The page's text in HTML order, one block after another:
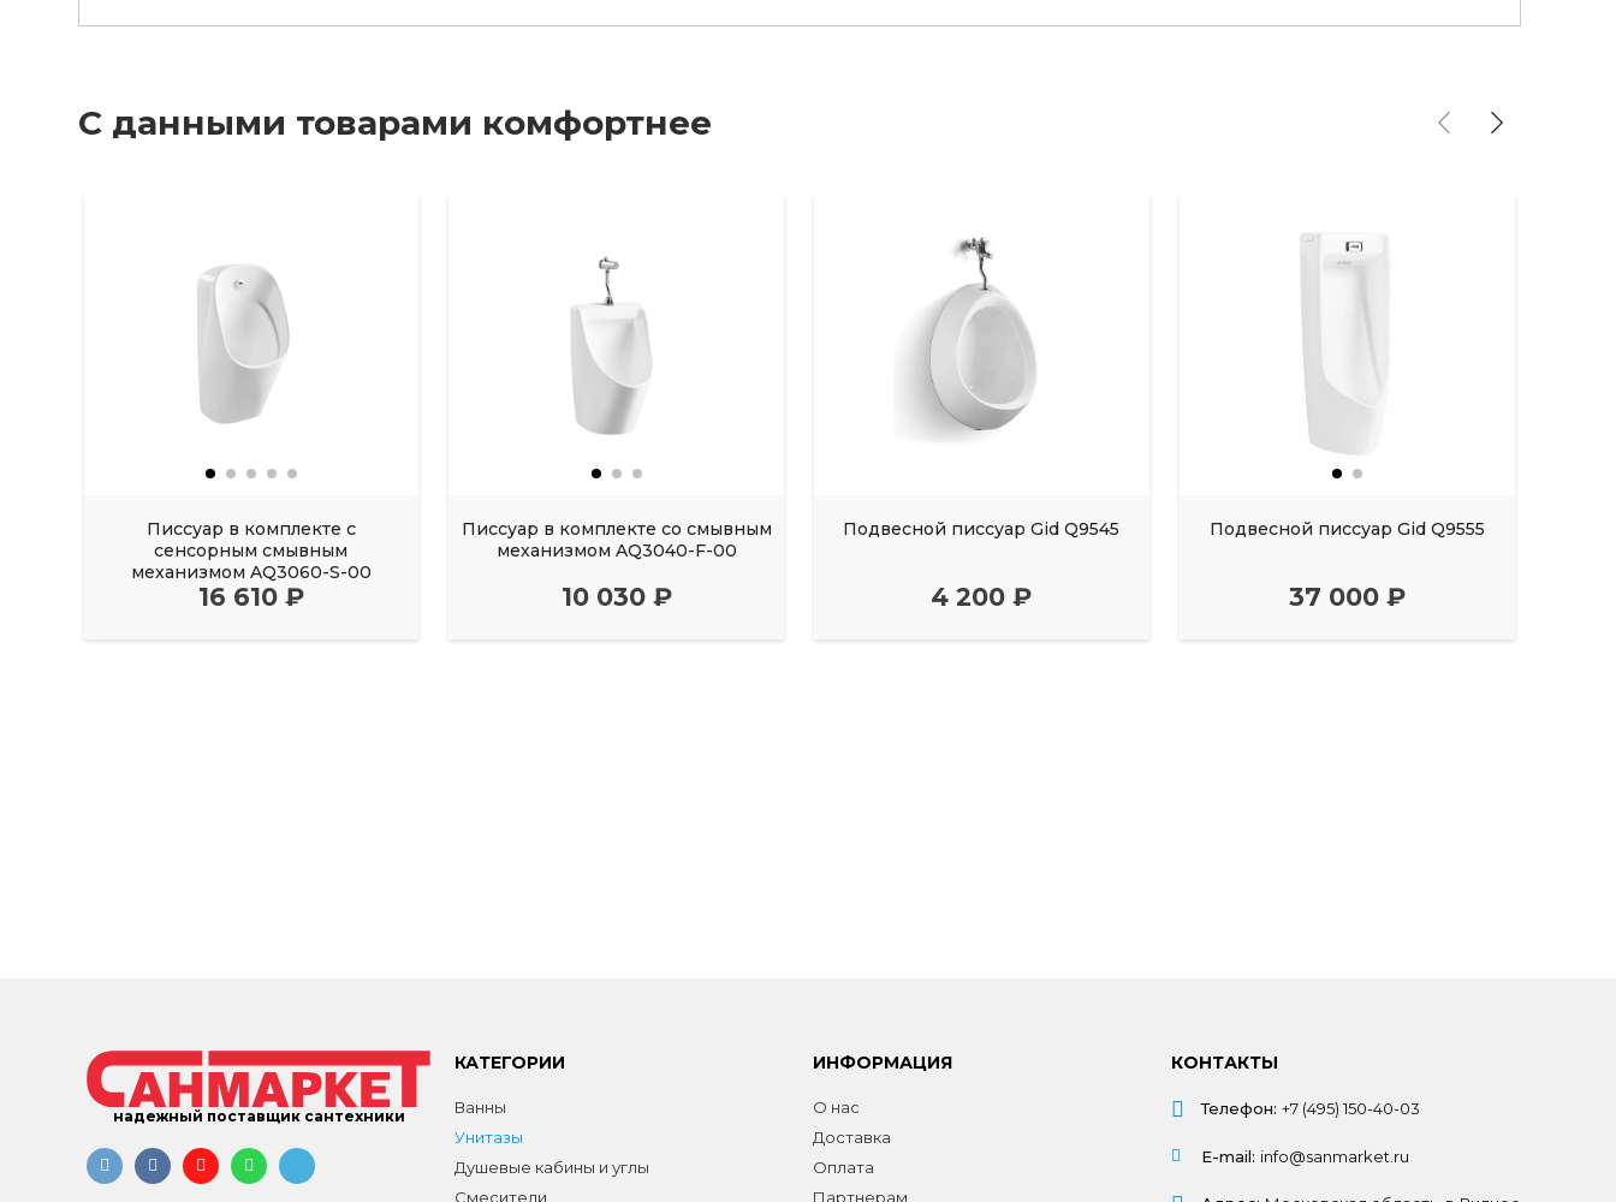
С данными товарами комфортнее
Писсуар в комплекте с
сенсорным смывным
механизмом AQ3060-S-00
16 610 ₽
Писсуар в комплекте со смывным
механизмом AQ3040-F-00
10 030 ₽
Подвесной писсуар Gid Q9545
4 200 ₽
Подвесной писсуар Gid Q9555
37 000 ₽
надежный поставщик сантехники
КАТЕГОРИИ
Ванны
Унитазы
Душевые кабины и углы
Смесители
ИНФОРМАЦИЯ
О нас
Доставка
Оплата
Партнерам
КОНТАКТЫ
Телефон: +7 (495) 150-40-03
E-mail: info@sanmarket.ru